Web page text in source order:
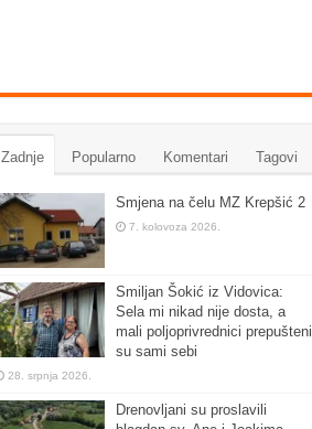
Zadnje Popularno Komentari Tagovi
Smjena na čelu MZ Krepšić 2
7. kolovoza 2026.
Smiljan Šokić iz Vidovica:
Sela mi nikad nije dosta, a
mali poljoprivrednici prepušteni
su sami sebi
28. srpnja 2026.
Drenovljani su proslavili